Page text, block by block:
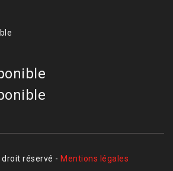
réservé - Mentions légales